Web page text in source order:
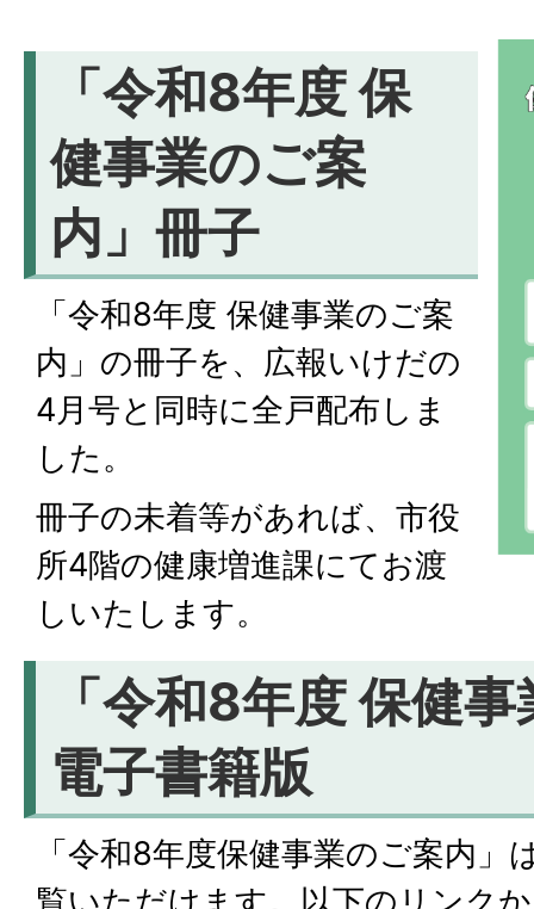
「令和8年度 保
健事業のご案
内」冊子
「令和8年度 保健事業のご案
内」の冊子を、広報いけだの
4月号と同時に全戸配布しま
した。
冊子の未着等があれば、市役
所4階の健康増進課にてお渡
しいたします。
「令和8年度 保健
電子書籍版
「令和8年度保健事業のご案内」